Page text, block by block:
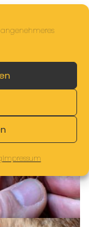
angenehmeres
Impressum